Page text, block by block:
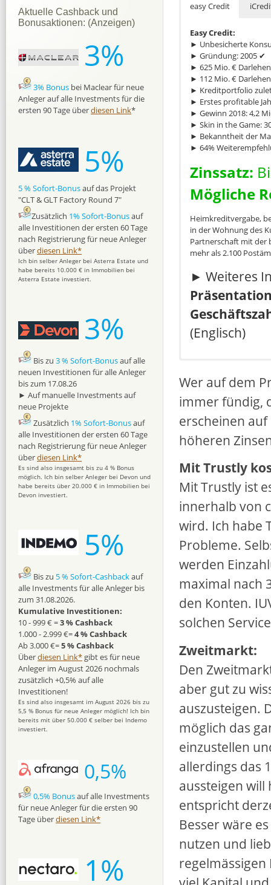
easy Credit
Easy Credit:
► Unbesicherte
► Gründung: 2005 ✔
► 625 Mio. €
► 112 Mio. €
► Kreditportfolio
► Erstes profitable
► Gewinn 2018: 4,2
► Skin in the Game:
► Bekanntheit der
► 64%
Zinssatz:
Mögliche
Heimkreditvergabe,
in der Wohnung des
Partnerschaft mit der
mehr als 2.100
► Weiteres
(Englisch)
► Unbesicherte
► Gründung: 2011 ✔
► 95 Mio. € Darlehen
► 37 Millionen €
► Kreditportfolio
► Erstes profitable
► Gewinn 2018: 2,4
► Führend auf dem
Zinssatz:
Mögliche
Kreditvergabe zu
des Kredits beim
dem Kreditberater zu
Präsentation:
Geschäftszahlen:
auf IUVO plaziert
Viva Credit
15,5
Gesamtes aktuelles
BBG 0,3 Mio. € auf
Gesamtes aktuelles
Gesamtes aktuelles
KFP
1,8 Mio. € auf
Gesamtes aktuelles
Ibancar
0,1 Mio. €
Gesamtes aktuelles
Adwisers 0,4 Mio. €
Gesamtes aktuelles
Zur Zeit investiere
Gründen:
– Kleinere Anbahner
– Meist erst kürzlich
– Bisher nur sehr
Nur „Viva Credit“
Zukunft noch in
stimmt.
Wer auf dem
immer fündig,
erscheinen
höheren
Mit Trustly
Mit Trustly ist
innerhalb von
wird. Ich habe
Probleme.
werden
maximal nach
den Konten.
solchen
Zweitmarkt:
Den
aber gut zu
auszusteigen.
möglich das
einzustellen
allerdings das
aussteigen will
entspricht
Besser wäre
nutzen und
regelmässigen
Aktuelle Cashback und
Bonusaktionen: (Anzeigen)
3%
3% Bonus bei Maclear für neue
Anleger auf alle Investments für die
ersten 90 Tage überdiesen Link*
5%
5 % Sofort-Bonusauf das Projekt
"CLT & GLT Factory Round 7"
Zusätzlich 1% Sofort-Bonusauf
alle Investitionen der ersten 60 Tage
nach Registrierung für neue Anleger
überdiesen Link*
Ich bin selber Anleger bei Asterra Estate und
habe bereits 10.000 € in Immobilien bei
Asterra Estate investiert.
3%
Bis zu 3 % Sofort-Bonusauf alle
neuen Investitionen für alle Anleger
bis zum 17.08.26
► Auf manuelle Investments auf
neue Projekte
Zusätzlich 1% Sofort-Bonusauf
alle Investitionen der ersten 60 Tage
nach Registrierung für neue Anleger
überdiesen Link*
Es sind also insgesamt bis zu 4 % Bonus
möglich. Ich bin selber Anleger bei Devon und
habe bereits über 20.000 € in Immobilien bei
Devon investiert.
5%
Bis zu 5 % Sofort-Cashbackauf
alle Investments für alle Anleger bis
zum 31.08.2026.
Kumulative Investitionen:
10 - 999 € =3 % Cashback
1.000 - 2.999 €=4 % Cashback
Ab 3.000 €=5 % Cashback
Überdiesen Link* gibt es für neue
Anleger im August 2026 nochmals
zusätzlich +0,5% auf alle
Investitionen!
Es sind also insgesamt im August 2026 bis zu
5,5 % Bonus für neue Anleger möglich! Ich bin
bereits mit über 50.000 € selber bei Indemo
investiert.
0,5%
0,5% Bonusauf alle Investments
für neue Anleger für die ersten 90
Tage überdiesen Link*
1%